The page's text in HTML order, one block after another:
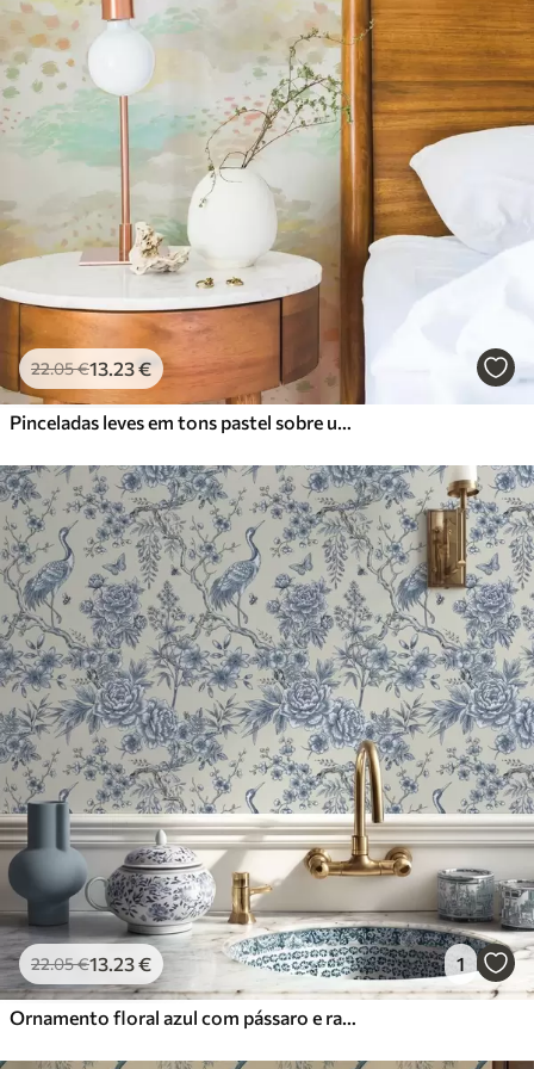
22.05€13.23€
Pinceladas leves em tons pastel sobre um fundo quase branco
22.05€13.23€ 1
Ornamento floral azul com pássaro e ramos